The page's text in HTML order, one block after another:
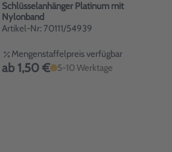
Schlüsselanhänger Platinum mit
Nylonband
Artikel-Nr: 70111/54939
Mengenstaffelpreis verfügbar
ab 1,50 € 5-10 Werktage